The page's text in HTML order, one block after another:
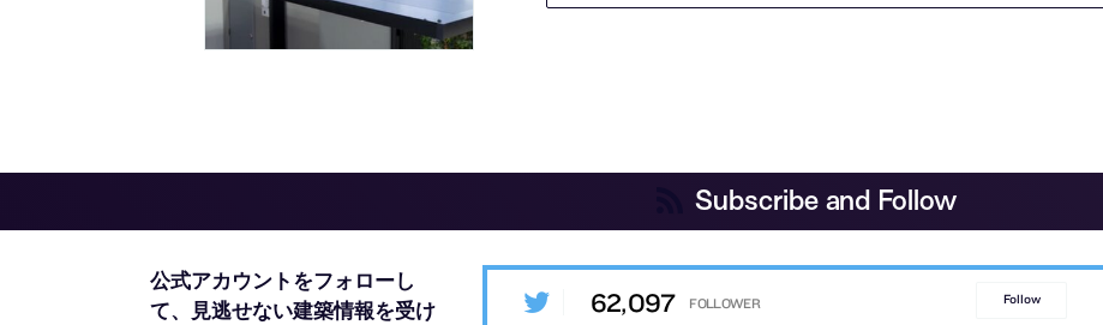
Subscribe and Follow
公式アカウントをフォローし
て、
見逃せない建築情報を受け
62,097 Follow